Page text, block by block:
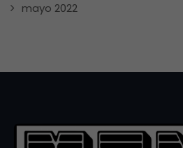
mayo 2022